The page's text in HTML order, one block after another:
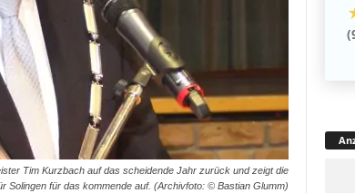
Tim Kurzbach auf das scheidende Jahr zurück und zeigt die
Solingen für das kommende auf. (Archivfoto: © Bastian Glumm)